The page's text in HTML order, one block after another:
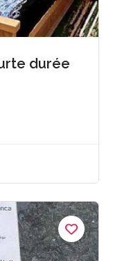
durée